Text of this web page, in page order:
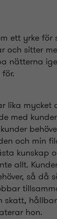
ett yrke för
och sitter
nätterna
lika mycket
med
och min
kunskap
allt.
så då
skatt,
hon.